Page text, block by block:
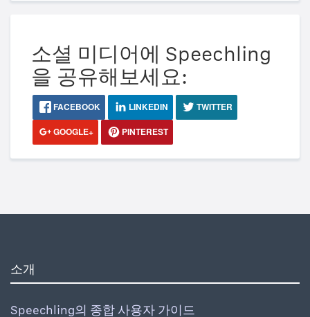
소셜 미디어에 Speechling
을 공유해보세요:
FACEBOOK LINKEDIN
TWITTER
GOOGLE+
PINTEREST
소개
Speechling의 종합 사용자 가이드